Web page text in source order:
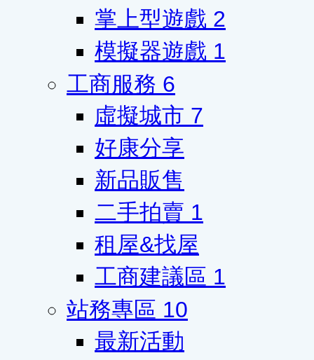
掌上型遊戲 2
模擬器遊戲 1
工商服務 6
虛擬城市 7
好康分享
新品販售
二手拍賣 1
租屋&找屋
工商建議區 1
站務專區 10
最新活動